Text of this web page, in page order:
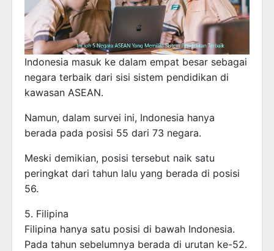
Indonesia masuk ke dalam empat besar sebagai
negara terbaik dari sisi sistem pendidikan di
kawasan ASEAN.
Namun, dalam survei ini, Indonesia hanya
berada pada posisi 55 dari 73 negara.
Meski demikian, posisi tersebut naik satu
peringkat dari tahun lalu yang berada di posisi
56.
5. Filipina
Filipina hanya satu posisi di bawah Indonesia.
Pada tahun sebelumnya berada di urutan ke-52.